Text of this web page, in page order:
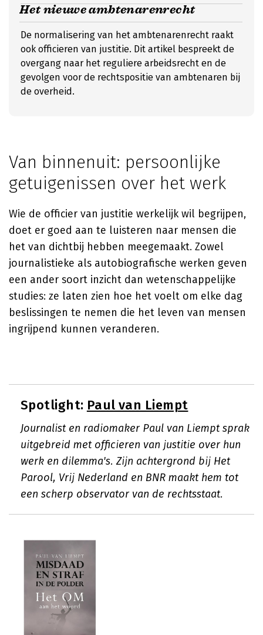
Het nieuwe ambtenarenrecht
De normalisering van het ambtenarenrecht raakt
ook officieren van justitie. Dit artikel bespreekt de
overgang naar het reguliere arbeidsrecht en de
gevolgen voor de rechtspositie van ambtenaren bij
de overheid.
Van binnenuit: persoonlijke
getuigenissen over het werk
Wie de officier van justitie werkelijk wil begrijpen,
doet er goed aan te luisteren naar mensen die
het van dichtbij hebben meegemaakt. Zowel
journalistieke als autobiografische werken geven
een ander soort inzicht dan wetenschappelijke
studies: ze laten zien hoe het voelt om elke dag
beslissingen te nemen die het leven van mensen
ingrijpend kunnen veranderen.
Spotlight: Paul van Liempt
Journalist en radiomaker Paul van Liempt sprak
uitgebreid met officieren van justitie over hun
werk en dilemma's. Zijn achtergrond bij Het
Parool, Vrij Nederland en BNR maakt hem tot
een scherp observator van de rechtsstaat.